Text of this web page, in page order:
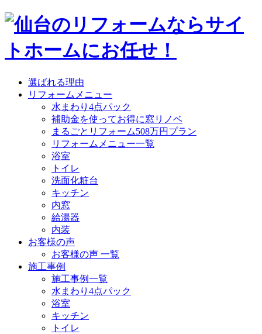
選ばれる理由
リフォームメニュー
水まわり4点パック
補助金を使ってお得に窓リノベ
まるごとリフォーム508万円プラン
リフォームメニュー一覧
浴室
トイレ
洗面化粧台
キッチン
内窓
給湯器
内装
お客様の声
お客様の声 一覧
施工事例
施工事例一覧
水まわり4点パック
浴室
キッチン
トイレ